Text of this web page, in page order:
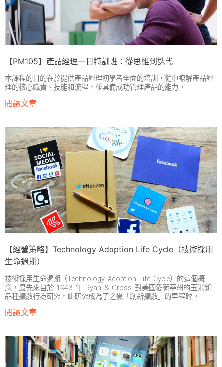
【PM105】產品經理一日特訓班：從思維到迭代
本課程的目的在於提供產品經理初學者全面的培訓，從中瞭解產品經
理的核心職責、技能和流程，並具備成功管理產品的能力。
閱讀文章
【經營策略】Technology Adoption Life Cycle（技術採用
生命週期）
技術採用生命週期（Technology Adoption Life Cycle）的這個概
念，最先來自於 1943 年 Ryan & Gross 對美國愛荷華州的玉米新
品種擴散行為研究，此研究成為了之後「創新擴散」的里程碑。
閱讀文章